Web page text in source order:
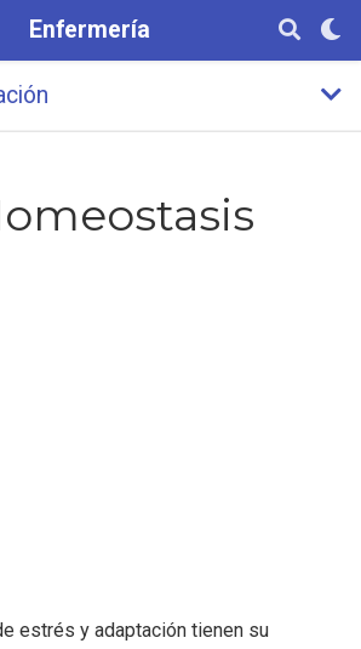
Enfermería
estrés y adaptación tienen su